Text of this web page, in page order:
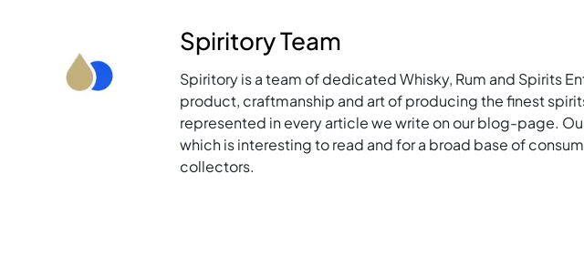
Spiritory Team
Spiritory is a team of dedicated Whisky, Rum and Spirits
product, craftmanship and art of producing the finest
represented in every article we write on our blog-page.
which is interesting to read and for a broad base of
collectors.